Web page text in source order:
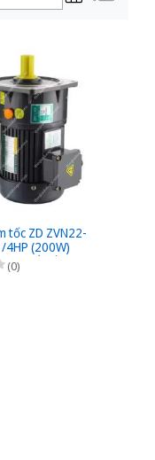
tốc ZD ZVN22-
(200W)
- kiểu lắp Mặt
220/380VAC
(0)